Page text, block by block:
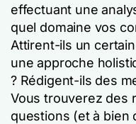
effectuant une
quel domaine vos
Attirent-ils un
une approche
? Rédigent-ils des
Vous trouverez des
questions (et à bien